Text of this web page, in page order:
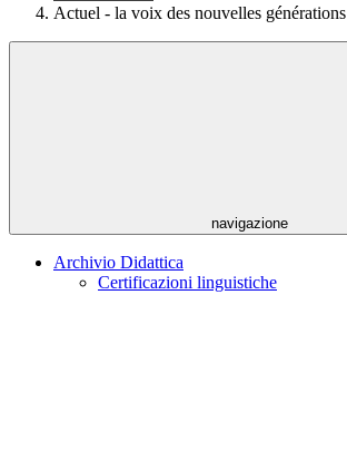
Actuel - la voix des nouvelles générations
navigazione
Archivio Didattica
Certificazioni linguistiche